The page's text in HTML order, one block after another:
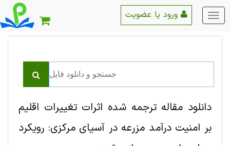
منو
اصلی
دانلود مقاله ترجمه شده اثرات تغییرات اقلیم
بر امنیت درآمد مزرعه در آسیای مرکزی: رویکرد